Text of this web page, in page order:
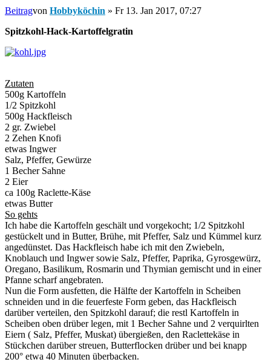
Beitragvon Hobbyköchin » Fr 13. Jan 2017, 07:27
Spitzkohl-Hack-Kartoffelgratin
Zutaten
500g Kartoffeln
1/2 Spitzkohl
500g Hackfleisch
2 gr. Zwiebel
2 Zehen Knofi
etwas Ingwer
Salz, Pfeffer, Gewürze
1 Becher Sahne
2 Eier
ca 100g Raclette-Käse
etwas Butter
So gehts
Ich habe die Kartoffeln geschält und vorgekocht; 1/2 Spitzkohl
gestückelt und in Butter, Brühe, mit Pfeffer, Salz und Kümmel kurz
angedünstet. Das Hackfleisch habe ich mit den Zwiebeln,
Knoblauch und Ingwer sowie Salz, Pfeffer, Paprika, Gyrosgewürz,
Oregano, Basilikum, Rosmarin und Thymian gemischt und in einer
Pfanne scharf angebraten.
Nun die Form ausfetten, die Hälfte der Kartoffeln in Scheiben
schneiden und in die feuerfeste Form geben, das Hackfleisch
darüber verteilen, den Spitzkohl darauf; die restl Kartoffeln in
Scheiben oben drüber legen, mit 1 Becher Sahne und 2 verquirlten
Eiern ( Salz, Pfeffer, Muskat) übergießen, den Raclettekäse in
Stückchen darüber streuen, Butterflocken drüber und bei knapp
200° etwa 40 Minuten überbacken.